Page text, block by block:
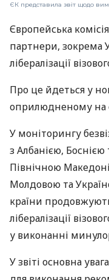
ЄК представила звіт щодо
Європейська
партнери, зокрема
лібералізації
Про це йдеться у
оприлюдненому на
У моніторингу
з Албанією,
Північною
Молдовою та
країни
лібералізації
у виконанні
У звіті основна